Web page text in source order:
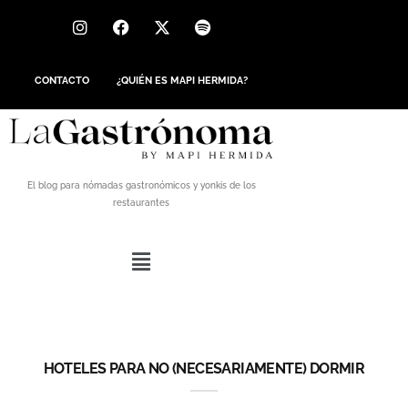
CONTACTO ¿QUIÉN ES MAPI HERMIDA?
El blog para nómadas gastronómicos y yonkis de los
restaurantes
HOTELES PARA NO (NECESARIAMENTE) DORMIR